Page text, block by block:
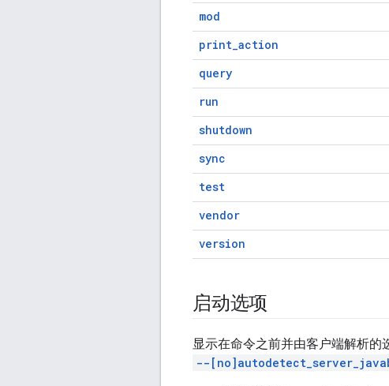
mod
print_action
query
run
shutdown
sync
test
vendor
version
启动选项
显示在命令之前并由客户端解析的
--